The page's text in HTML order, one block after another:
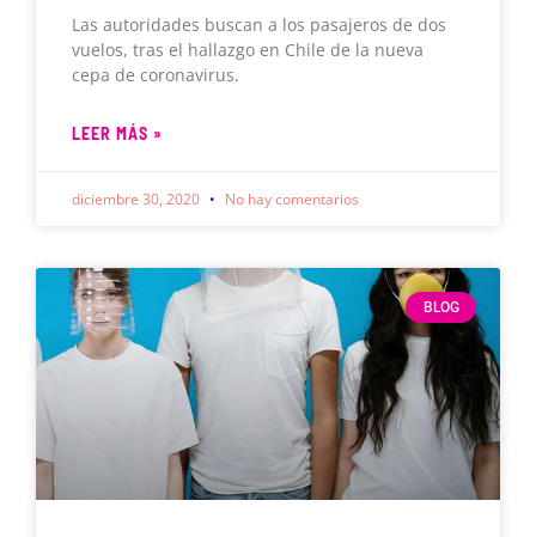
Las autoridades buscan a los pasajeros de dos
vuelos, tras el hallazgo en Chile de la nueva
cepa de coronavirus.
LEER MÁS »
diciembre 30, 2020 No hay comentarios
BLOG